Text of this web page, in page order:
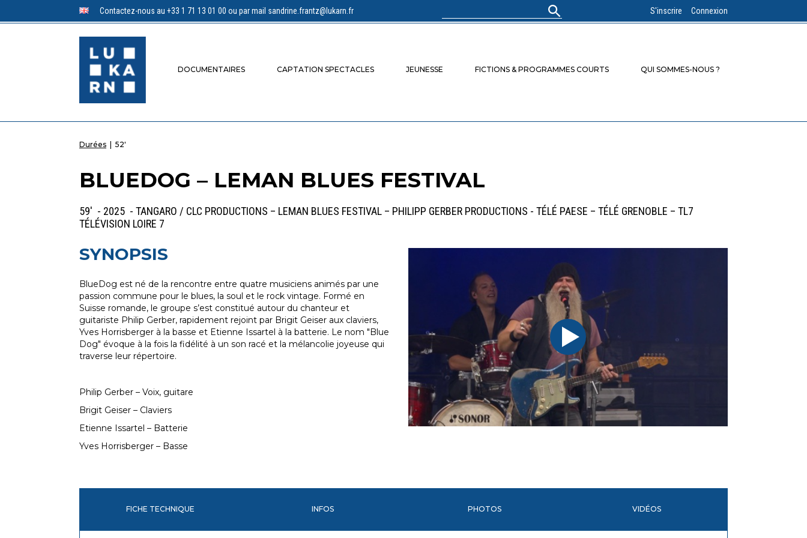
Contactez-nous au +33 1 71 13 01 00 ou par mail sandrine.frantz@lukarn.fr S'inscrire Connexion
DOCUMENTAIRES CAPTATION SPECTACLES JEUNESSE FICTIONS & PROGRAMMES COURTS QUI SOMMES-NOUS ?
Durées | 52'
BLUEDOG – LEMAN BLUES FESTIVAL
59' - 2025 - TANGARO / CLC PRODUCTIONS – LEMAN BLUES FESTIVAL – PHILIPP GERBER PRODUCTIONS - TÉLÉ PAESE – TÉLÉ GRENOBLE – TL7
TÉLÉVISION LOIRE 7
SYNOPSIS
BlueDog est né de la rencontre entre quatre musiciens animés par une
passion commune pour le blues, la soul et le rock vintage. Formé en
Suisse romande, le groupe s’est constitué autour du chanteur et
guitariste Philip Gerber, rapidement rejoint par Brigit Geiser aux claviers,
Yves Horrisberger à la basse et Etienne Issartel à la batterie. Le nom "Blue
Dog" évoque à la fois la fidélité à un son racé et la mélancolie joyeuse qui
traverse leur répertoire.
Philip Gerber – Voix, guitare
Brigit Geiser – Claviers
Etienne Issartel – Batterie
Yves Horrisberger – Basse
FICHE TECHNIQUE INFOS PHOTOS VIDÉOS